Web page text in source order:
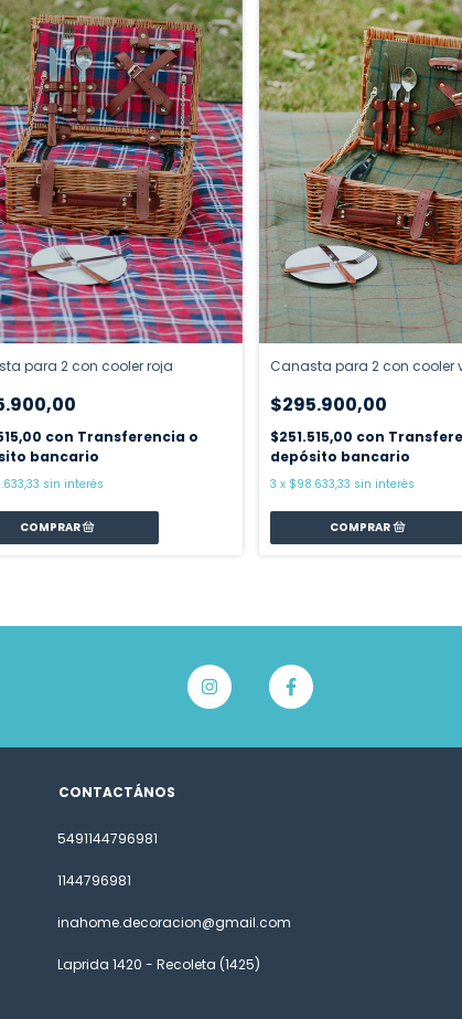
para 2 con cooler roja
con Transferencia o
bancario
sin interés
Canasta para 2 con cooler
$295.900,00
$251.515,00 con
depósito bancario
3 x $98.633,33 sin interés
CONTACTÁNOS
5491144796981
1144796981
inahome.decoracion@gmail.com
Laprida 1420 - Recoleta (1425)